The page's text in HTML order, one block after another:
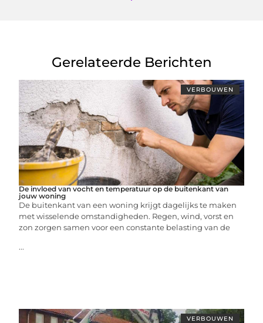
Gerelateerde Berichten
VERBOUWEN
De invloed van vocht en temperatuur op de buitenkant van
jouw woning
De buitenkant van een woning krijgt dagelijks te maken
met wisselende omstandigheden. Regen, wind, vorst en
zon zorgen samen voor een constante belasting van de
...
VERBOUWEN